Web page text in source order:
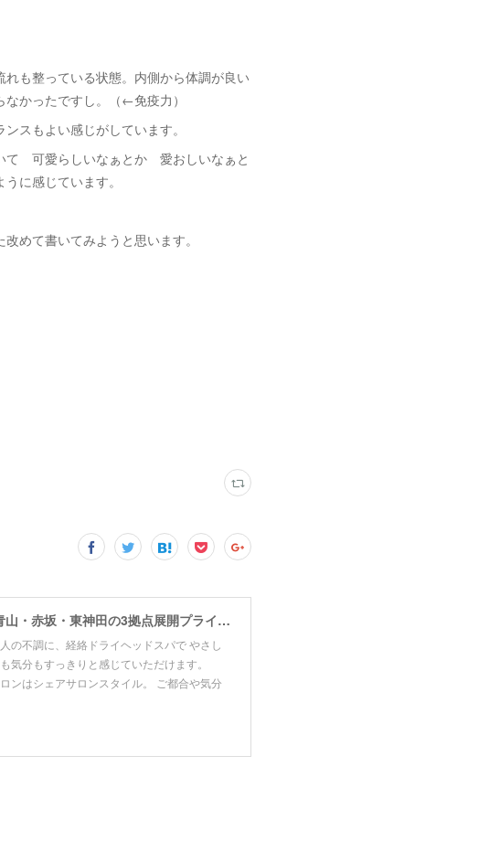
も整っている状態。内側から体調が良い
かったですし。（←免疫力）
スもよい感じがしています。
て 可愛らしいなぁとか 愛おしいなぁと
に感じています。
めて書いてみようと思います。
東洋医学の経絡理論で眼精疲労・肩こり・リフトアップをケア。青山・赤坂・東神田の3拠点展開プライベートサロン。寝ても取れない疲れ・頭の重だるさにお悩みの方はご相談ください。
不調に、経絡ドライヘッドスパで やさし
分もすっきりと感じていただけます。
ンはシェアサロンスタイル。 ご都合や気分